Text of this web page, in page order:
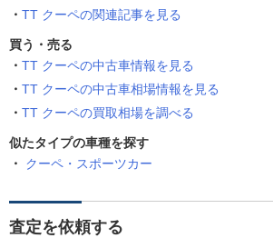
TT クーペの関連記事を見る
買う・売る
TT クーペの中古車情報を見る
TT クーペの中古車相場情報を見る
TT クーペの買取相場を調べる
似たタイプの車種を探す
クーペ・スポーツカー
査定を依頼する